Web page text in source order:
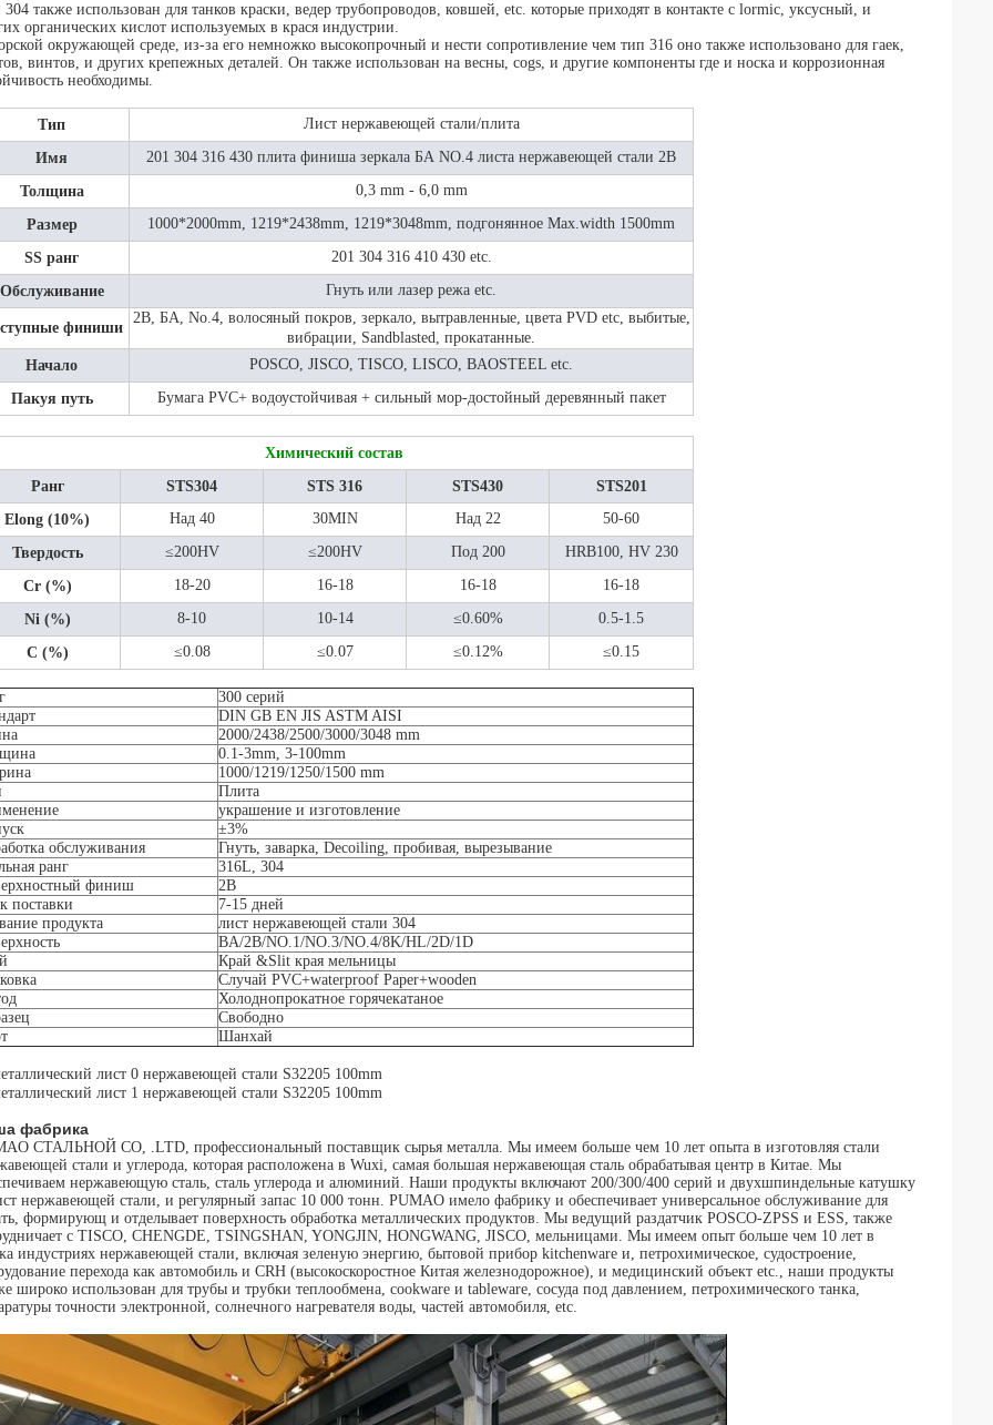
также использован для танков краски, ведер трубопроводов, ковшей, etc. которые приходят в контакте с lormic, уксусный, и
органических кислот используемых в крася индустрии.
окружающей среде, из-за его немножко высокопрочный и нести сопротивление чем тип 316 оно также использовано для гаек,
винтов, и других крепежных деталей. Он также использован на весны, cogs, и другие компоненты где и носка и коррозионная
необходимы.
Тип Лист нержавеющей стали/плита
Имя 201 304 316 430 плита финиша зеркала БА NO.4 листа нержавеющей стали 2B
Толщина 0,3 mm - 6,0 mm
Размер 1000*2000mm, 1219*2438mm, 1219*3048mm, подгонянное Max.width 1500mm
SS ранг 201 304 316 410 430 etc.
Обслуживание Гнуть или лазер режа etc.
финиши
2B, БА, No.4, волосяный покров, зеркало, вытравленные, цвета PVD etc, выбитые,
вибрации, Sandblasted, прокатанные.
Начало
POSCO, JISCO, TISCO, LISCO, BAOSTEEL etc.
Пакуя путь Бумага PVC+ водоустойчивая + сильный мор-достойный деревянный пакет
Химический состав
Ранг
STS304 STS 316 STS430
STS201
Elong (10%)
Над 40 30MIN Над 22 50-60
Твердость ≤200HV ≤200HV Под 200 HRB100, HV 230
Cr (%) 18-20 16-18 16-18 16-18
Ni (%) 8-10 10-14 ≤0.60% 0.5-1.5
C (%) ≤0.08 ≤0.07 ≤0.12% ≤0.15
300 серий
DIN GB EN JIS ASTM AISI
2000/2438/2500/3000/3048 mm
0.1-3mm, 3-100mm
1000/1219/1250/1500 mm
Плита
украшение и изготовление
±3%
обслуживания
Гнуть, заварка, Decoiling, пробивая, вырезывание
ранг
316L, 304
финиш
2B
поставки
7-15 дней
продукта
лист нержавеющей стали 304
BA/2B/NO.1/NO.3/NO.4/8K/HL/2D/1D
Край &Slit края мельницы
Случай PVC+waterproof Paper+wooden
Холоднопрокатное горячекатаное
Свободно
Шанхай
фабрика
СТАЛЬНОЙ CO, .LTD, профессиональный поставщик сырья металла. Мы имеем больше чем 10 лет опыта в изготовляя стали
стали и углерода, которая расположена в Wuxi, самая большая нержавеющая сталь обрабатывая центр в Китае. Мы
нержавеющую сталь, сталь углерода и алюминий. Наши продукты включают 200/300/400 серий и двухшпиндельные катушку
нержавеющей стали, и регулярный запас 10 000 тонн. PUMAO имело фабрику и обеспечивает универсальное обслуживание для
формирующ и отделывает поверхность обработка металлических продуктов. Мы ведущий раздатчик POSCO-ZPSS и ESS, также
с TISCO, CHENGDE, TSINGSHAN, YONGJIN, HONGWANG, JISCO, мельницами. Мы имеем опыт больше чем 10 лет в
индустриях нержавеющей стали, включая зеленую энергию, бытовой прибор kitchenware и, петрохимическое, судостроение,
перехода как автомобиль и CRH (высокоскоростное Китая железнодорожное), и медицинский объект etc., наши продукты
широко использован для трубы и трубки теплообмена, cookware и tableware, сосуда под давлением, петрохимического танка,
точности электронной, солнечного нагревателя воды, частей автомобиля, etc.